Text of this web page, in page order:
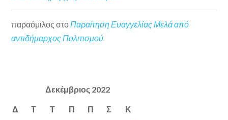
παραόμιλος στοΠαραίτηση Ευαγγελίας Μελά από
αντιδήμαρχος Πολιτισμού
Δεκέμβριος 2022
Δ Τ Τ Π Π Σ Κ